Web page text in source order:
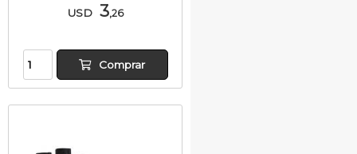
USD 3,26
Comprar